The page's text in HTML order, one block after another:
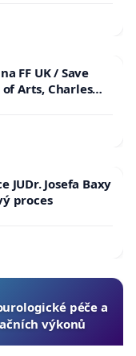
FF UK / Save
Arts, Charles
JUDr. Josefa Baxy
proces
péče a
výkonů